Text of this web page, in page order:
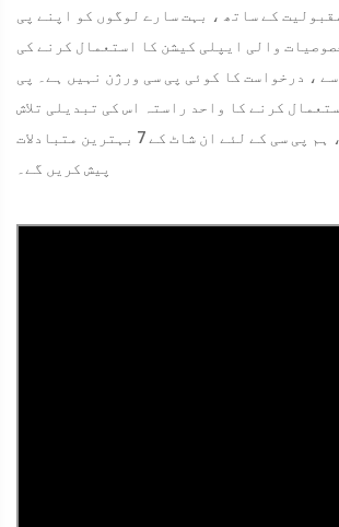
کے ساتھ ، بہت سارے لوگوں کو اپنے پی
والی ایپلی کیشن کا استعمال کرنے کی
، درخواست کا کوئی پی سی ورژن نہیں ہے۔ پی
کرنے کا واحد راستہ اس کی تبدیلی تلاش
کرنا ہے۔ یہاں ، ہم پی سی کے لئے ان شاٹ کے 7 بہترین متبادلات
پیش کریں گے۔